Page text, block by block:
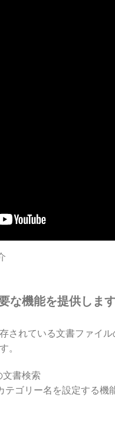
な機能を提供します
されている文書ファイ
。
テゴリー名を設定する機